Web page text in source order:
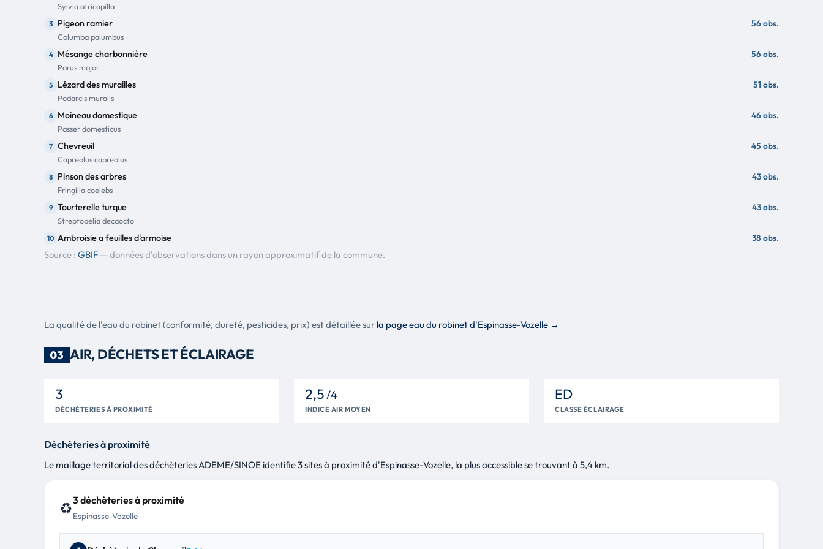
Sylvia atricapilla
3 Pigeon ramier
Columba palumbus
56 obs.
4 Mésange charbonnière
Parus major
56 obs.
5 Lézard des murailles
Podarcis muralis
51 obs.
6 Moineau domestique
Passer domesticus
46 obs.
7 Chevreuil
Capreolus capreolus
45 obs.
8 Pinson des arbres
Fringilla coelebs
43 obs.
9 Tourterelle turque
Streptopelia decaocto
43 obs.
10 Ambroisie a feuilles d'armoise
Ambrosia artemisiifolia
38 obs.
13 Loriot d'Europe
14 Bruant jaune
Salamandre tachetée
Salamandra salamandra
Pie bavarde
Pica pica
Cyanistes caeruleus
Geai des chênes
Hirondelle de fenêtre
Source : GBIF — données d'observations dans un rayon approximatif de la commune.
La qualité de l'eau du robinet (conformité, dureté, pesticides, prix) est détaillée sur la page eau du robinet d'Espinasse-Vozelle →
03 AIR, DÉCHETS ET ÉCLAIRAGE
3
DÉCHÈTERIES À PROXIMITÉ
2,5/4
INDICE AIR MOYEN
ED
CLASSE ÉCLAIRAGE
Déchèteries à proximité
Le maillage territorial des déchèteries ADEME/SINOE identifie 3 sites à proximité d'Espinasse-Vozelle, la plus accessible se trouvant à 5,4 km.
♻️3 déchèteries à proximité
Espinasse-Vozelle